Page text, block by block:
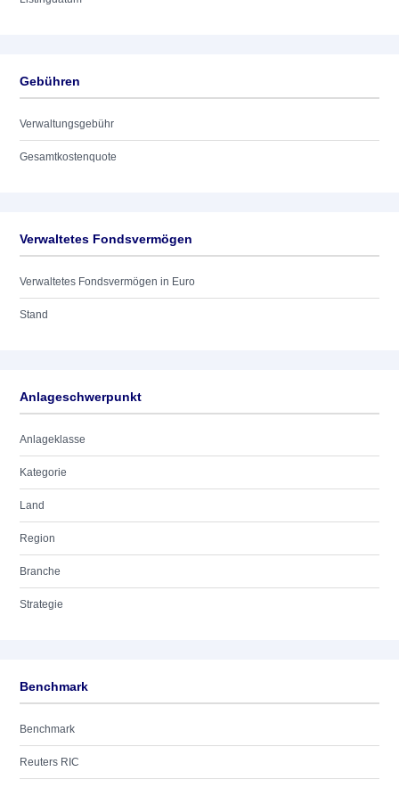
Gebühren
Verwaltungsgebühr
Gesamtkostenquote
Verwaltetes Fondsvermögen
Verwaltetes Fondsvermögen in Euro
Stand
Anlageschwerpunkt
Anlageklasse
Kategorie
Land
Region
Branche
Strategie
Benchmark
Benchmark
Reuters RIC